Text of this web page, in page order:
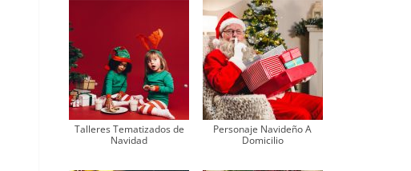
Talleres Tematizados de
Navidad
Personaje Navideño A
Domicilio